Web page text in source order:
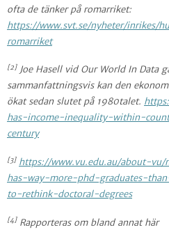
ofta de tänker på romarriket:
https://www.svt.se/nyheter/
romarriket
[2]Joe Hasell vid Our World In Data
sammanfattningsvis kan den
ökat sedan slutet på 1980talet.
has-income-inequality-within-
century
[3] https://www.vu.edu.au/about-vu/
has-way-more-phd-graduates-
to-rethink-doctoral-degrees
[4] Rapporteras om bland annat här